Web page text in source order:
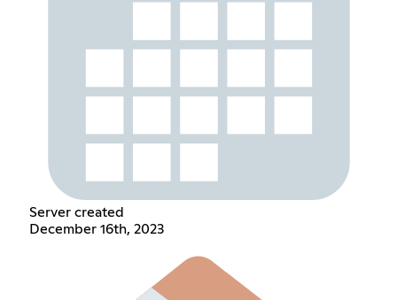
Server created
December 16th, 2023